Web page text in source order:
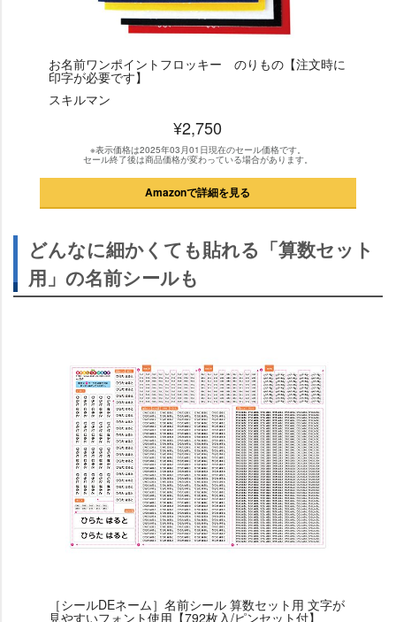
お名前ワンポイントフロッキー のりもの【注文時に
印字が必要です】
スキルマン
¥2,750
※表示価格は2025年03月01日現在のセール価格です。
セール終了後は商品価格が変わっている場合があります。
Amazonで詳細を見る
どんなに細かくても貼れる「算数セット
用」の名前シールも
［シールDEネーム］名前シール 算数セット用 文字が
見やすいフォント使用【792枚入/ピンセット付】